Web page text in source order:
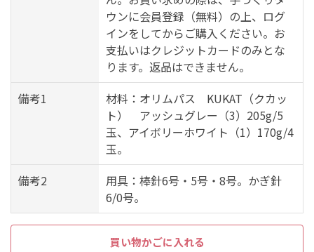
ウンに会員登録（無料）の上、ログ
インをしてからご購入ください。お
支払いはクレジットカードのみとな
ります。返品はできません。
備考1
材料：オリムパス KUKAT（クカッ
ト） アッシュグレー（3）205g/5
玉、アイボリーホワイト（1）170g/4
玉。
備考2
用具：棒針6号・5号・8号。かぎ針
6/0号。
買い物かごに入れる